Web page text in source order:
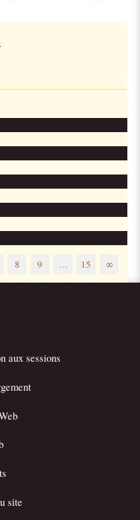
8 9 … 15 ∞
aux sessions
site